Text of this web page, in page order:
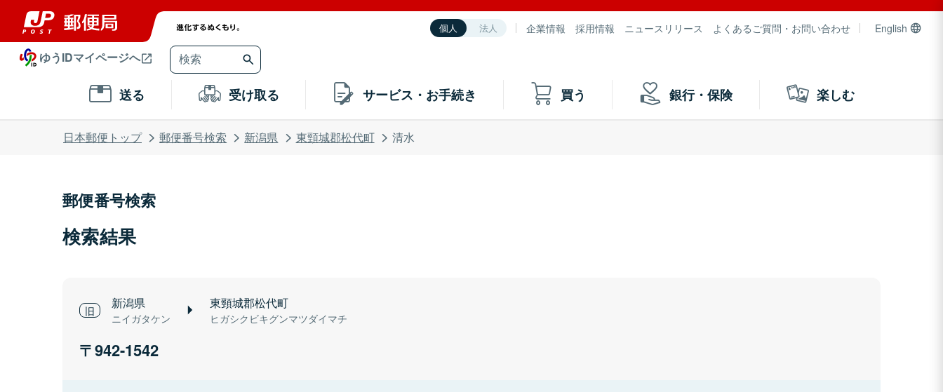
個人 法人 企業情報 採用情報 ニュースリリース よくあるご質問・お問い合わせ English
ゆうIDマイページへ
送る 受け取る サービス・お手続き 買う 銀行・保険 楽しむ
日本郵便トップ 郵便番号検索 新潟県 東頸城郡松代町 清水
郵便番号検索
検索結果
新潟県
ニイガタケン
東頸城郡松代町
ヒガシクビキグンマツダイマチ
942-1542